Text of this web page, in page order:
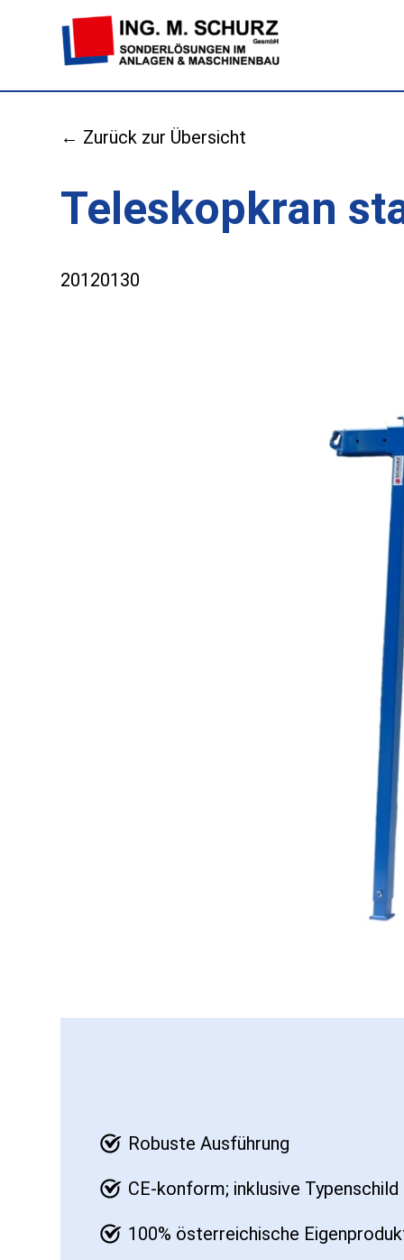
← Zurück zur Übersicht
Teleskopkran
20120130
Robuste Ausführung
CE-konform; inklusive
100% österreichische